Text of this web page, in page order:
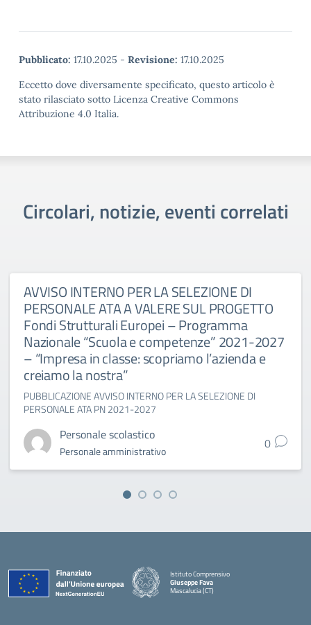
Pubblicato: 17.10.2025 - Revisione: 17.10.2025
Eccetto dove diversamente specificato, questo articolo è
stato rilasciato sotto Licenza Creative Commons
Attribuzione 4.0 Italia.
Circolari, notizie, eventi correlati
AVVISO INTERNO PER LA SELEZIONE DI
PERSONALE ATA A VALERE SUL PROGETTO
Fondi Strutturali Europei – Programma
Nazionale “Scuola e competenze” 2021-2027
– “Impresa in classe: scopriamo l’azienda e
creiamo la nostra”
PUBBLICAZIONE AVVISO INTERNO PER LA SELEZIONE DI
PERSONALE ATA PN 2021-2027
Personale scolastico
Personale amministrativo 0
Istituto Comprensivo
Giuseppe Fava
Mascalucia (CT)